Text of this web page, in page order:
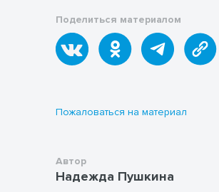
Поделиться материалом
Пожаловаться на материал
Автор
Надежда Пушкина